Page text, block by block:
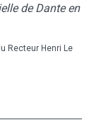
de Dante en
Recteur Henri Le